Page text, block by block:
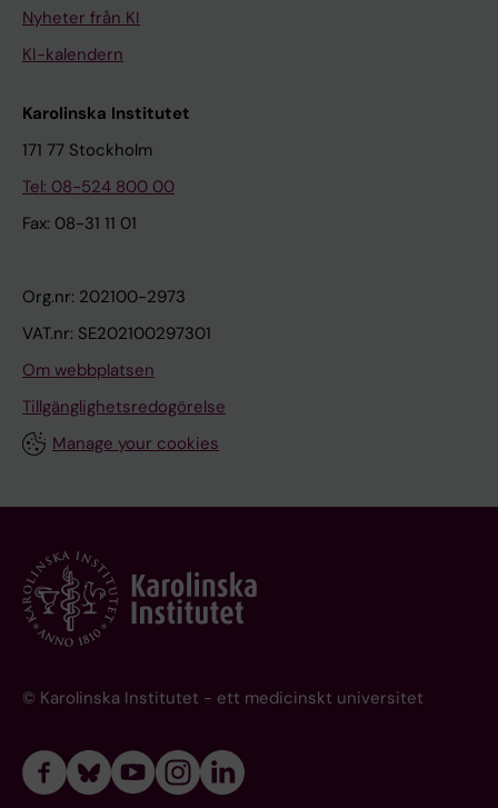
Nyheter från KI
KI-kalendern
Karolinska Institutet
171 77 Stockholm
Tel: 08-524 800 00
Fax: 08-31 11 01
Org.nr: 202100-2973
VAT.nr: SE202100297301
Om webbplatsen
Tillgänglighetsredogörelse
Manage your cookies
© Karolinska Institutet - ett medicinskt universitet